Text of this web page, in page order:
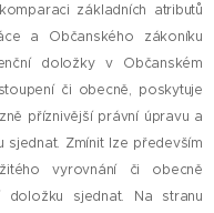
základních atributů
a Občanského zákoníku
doložky v Občanském
či obecně, poskytuje
příznivější právní úpravu a
Zmínit lze především
vyrovnání či obecně
sjednat. Na stranu